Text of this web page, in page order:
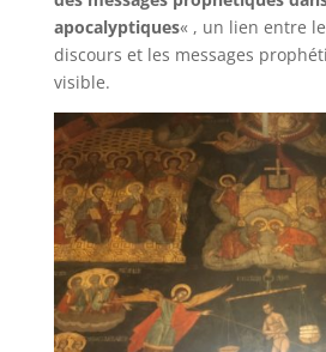
apocalyptiques« , un lien entre
discours et les messages
visible.